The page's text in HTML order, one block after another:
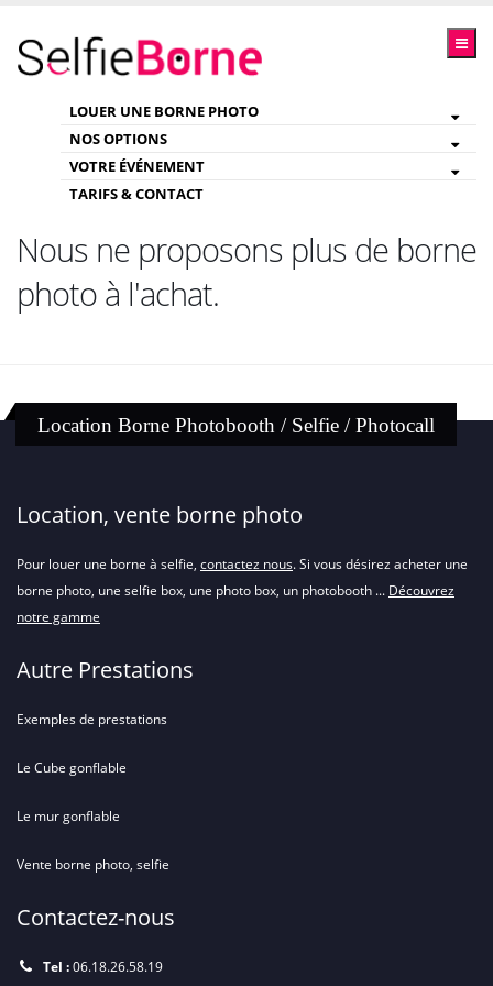
LOUER UNE BORNE PHOTO
NOS OPTIONS
VOTRE ÉVÉNEMENT
TARIFS & CONTACT
Nous ne proposons plus de borne
photo à l'achat.
Location Borne Photobooth / Selfie / Photocall
Location, vente borne photo
Pour louer une borne à selfie, contactez nous. Si vous désirez acheter une
borne photo, une selfie box, une photo box, un photobooth ... Découvrez
notre gamme
Autre Prestations
Exemples de prestations
Le Cube gonflable
Le mur gonflable
Vente borne photo, selfie
Contactez-nous
Tel :06.18.26.58.19